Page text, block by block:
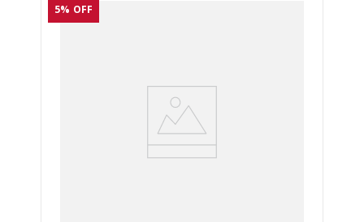
SORVETEIRA
5% OFF